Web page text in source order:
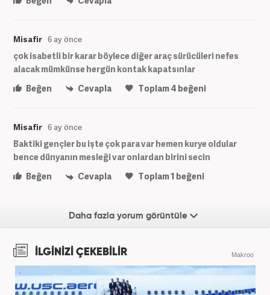
Misafir 6 ay önce
çok isabetli bir karar böylece diğer araç sürücüleri nefes
alacak mümkünse hergün kontak kapatsınlar
Beğen
Cevapla Toplam4 beğeni
Misafir 6 ay önce
Baktiki gençler bu işte çok para var hemen kurye oldular
bence dünyanın mesleği var onlardan birini secin
Beğen
Cevapla Toplam1 beğeni
Daha fazla yorum görüntüle
İLGİNİZİ ÇEKEBİLİR Makroo